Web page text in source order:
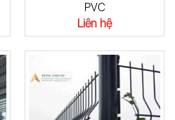
PVC
Liên hệ